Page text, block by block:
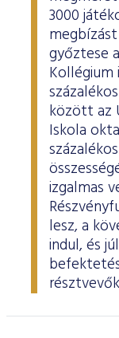
3000
győztese
között az
Iskola
izgalmas
lesz, a
indul, és